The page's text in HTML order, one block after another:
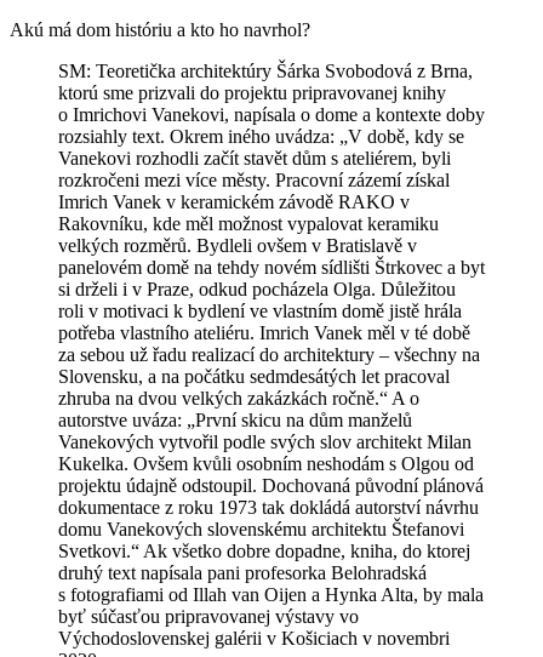
Akú má dom históriu a kto ho navrhol?
SM: Teoretička architektúry Šárka Svobodová z Brna,
ktorú sme prizvali do projektu pripravovanej knihy
o Imrichovi Vanekovi, napísala o dome a kontexte doby
rozsiahly text. Okrem iného uvádza: „V době, kdy se
Vanekovi rozhodli začít stavět dům s ateliérem, byli
rozkročeni mezi více městy. Pracovní zázemí získal
Imrich Vanek v keramickém závodě RAKO v
Rakovníku, kde měl možnost vypalovat keramiku
velkých rozměrů. Bydleli ovšem v Bratislavě v
panelovém domě na tehdy novém sídlišti Štrkovec a byt
si drželi i v Praze, odkud pocházela Olga. Důležitou
roli v motivaci k bydlení ve vlastním domě jistě hrála
potřeba vlastního ateliéru. Imrich Vanek měl v té době
za sebou už řadu realizací do architektury – všechny na
Slovensku, a na počátku sedmdesátých let pracoval
zhruba na dvou velkých zakázkách ročně.“ A o
autorstve uváza: „První skicu na dům manželů
Vanekových vytvořil podle svých slov architekt Milan
Kukelka. Ovšem kvůli osobním neshodám s Olgou od
projektu údajně odstoupil. Dochovaná původní plánová
dokumentace z roku 1973 tak dokládá autorství návrhu
domu Vanekových slovenskému architektu Štefanovi
Svetkovi.“ Ak všetko dobre dopadne, kniha, do ktorej
druhý text napísala pani profesorka Belohradská
s fotografiami od Illah van Oijen a Hynka Alta, by mala
byť súčasťou pripravovanej výstavy vo
Východoslovenskej galérii v Košiciach v novembri